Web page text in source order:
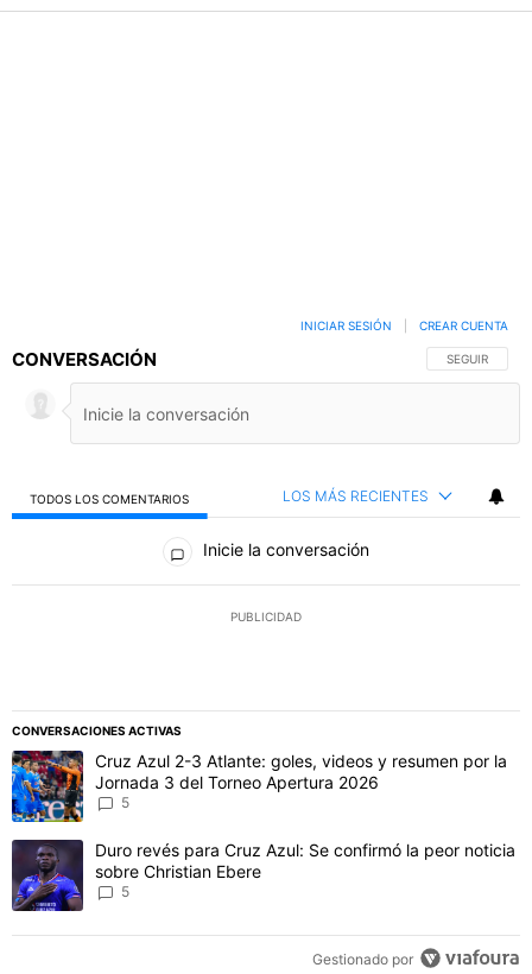
CONVERSACIÓN SIGA ESTA
SEGUIR
INICIAR SESIÓN CREAR CUENTA
TODOS LOS COMENTARIOS LOS MÁS RECIENTES
Todos los comentarios
Inicie la conversación
PUBLICIDAD
CONVERSACIONES ACTIVAS
Este listado muestra los artículos con más comentarios en los
Un artículo de tendencia con el título "Cruz Azul 2-3 Atlante:
Cruz Azul 2-3 Atlante: goles, videos y resumen por la
Jornada 3 del Torneo Apertura 2026
5
Un artículo de tendencia con el título "Duro revés para Cruz Azul:
Duro revés para Cruz Azul: Se confirmó la peor noticia
sobre Christian Ebere
5
Gestionado por